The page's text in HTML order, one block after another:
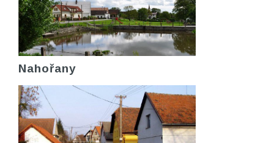
Nahořany